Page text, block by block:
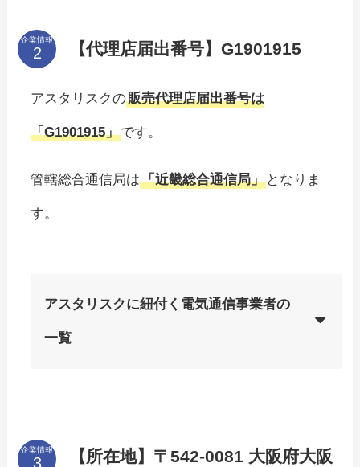
企業情報 【代理店届出番号】G1901915
アスタリスクの販売代理店届出番号は
「G1901915」です。
管轄総合通信局は「近畿総合通信局」 となりま
す。
アスタリスクに紐付く電気通信事業者の
一覧
企業情報
【所在地】〒542-0081 大阪府大阪